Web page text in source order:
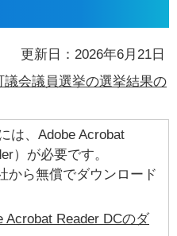
更新日：2026年6月21日
会議員選挙の選挙結果の
は、Adobe Acrobat
）が必要です。
から無償でダウンロード
Acrobat Reader DCのダ